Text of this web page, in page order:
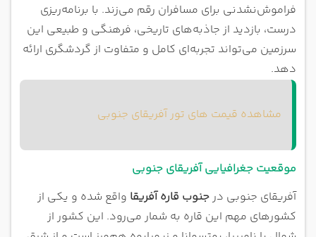
فراموش‌نشدنی برای مسافران رقم می‌زند. با برنامه‌ریزی
درست، بازدید از جاذبه‌های تاریخی، فرهنگی و طبیعی این
سرزمین می‌تواند تجربه‌ای کامل و متفاوت از گردشگری ارائه
دهد.
مشاهده قیمت های تور آفریقای جنوبی
موقعیت جغرافیایی آفریقای جنوبی
آفریقای جنوبی درجنوب قاره آفریقا واقع شده و یکی از
کشورهای مهم این قاره به شمار می‌رود. این کشور از